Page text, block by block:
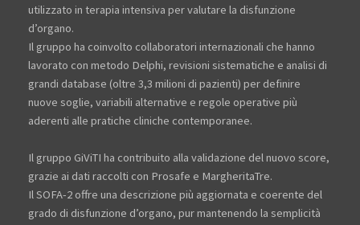
utilizzato in terapia intensiva per valutare la disfunzione
d’organo.
Il gruppo ha coinvolto collaboratori internazionali che hanno
lavorato con metodo Delphi, revisioni sistematiche e analisi di
grandi database (oltre 3,3 milioni di pazienti) per definire
nuove soglie, variabili alternative e regole operative più
aderenti alle pratiche cliniche contemporanee.
Il gruppo GiViTI ha contribuito alla validazione del nuovo score,
grazie ai dati raccolti con Prosafe e MargheritaTre.
Il SOFA-2 offre una descrizione più aggiornata e coerente del
grado di disfunzione d’organo, pur mantenendo la semplicità